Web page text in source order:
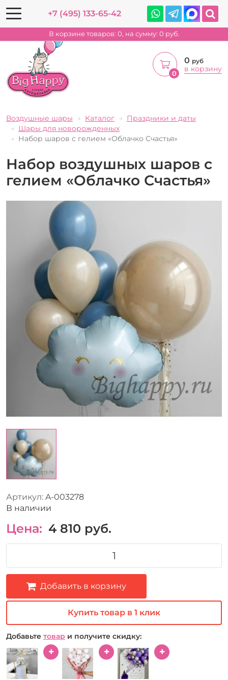
+7 (495) 133-65-42
В корзине товаров: 0, на сумму: 0 руб.
0
0 руб
в корзину
Воздушные шары Каталог
Праздники и даты
Шары для новорожденных
Набор шаров с гелием «Облачко Счастья»
Набор воздушных шаров с
гелием «Облачко Счастья»
Артикул: A-003278
В наличии
Цена: 4 810 руб.
Добавить в корзину
Купить товар в 1 клик
Добавьте товар и получите скидку: